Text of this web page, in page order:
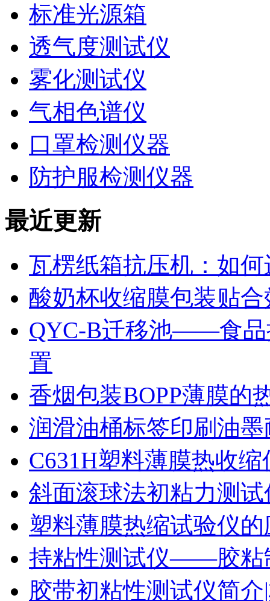
标准光源箱
透气度测试仪
雾化测试仪
气相色谱仪
口罩检测仪器
防护服检测仪器
最近更新
瓦楞纸箱抗压机：如
酸奶杯收缩膜包装贴
QYC-B迁移池——食品
置
香烟包装BOPP薄膜的
润滑油桶标签印刷油
C631H塑料薄膜热收
斜面滚球法初粘力测
塑料薄膜热缩试验仪
持粘性测试仪——胶粘
胶带初粘性测试仪简